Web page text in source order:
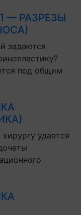
— РАЗРЕЗЫ
задаются
под общим
удается